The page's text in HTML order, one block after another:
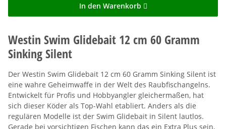
In den Warenkorb
Westin Swim Glidebait 12 cm 60 Gramm
Sinking Silent
Der Westin Swim Glidebait 12 cm 60 Gramm Sinking Silent ist
eine wahre Geheimwaffe in der Welt des Raubfischangelns.
Entwickelt für Profis und Hobbyangler gleichermaßen, hat
sich dieser Köder als Top-Wahl etabliert. Anders als die
regulären Modelle ist der Swim Glidebait in Silent lautlos.
Gerade bei vorsichtigen Fischen kann das ein Extra Plus sein.